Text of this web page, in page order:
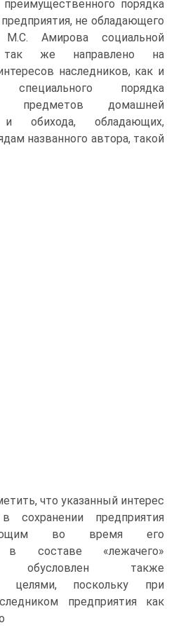
преимущественного порядка
не обладающего
Амирова социальной
так же направлено на
наследников, как и
специального порядка
предметов домашней
и обихода, обладающих,
названного автора, такой
что указанный интерес
в сохранении предприятия
во время его
в составе «лежачего»
обусловлен также
целями, поскольку при
предприятия как